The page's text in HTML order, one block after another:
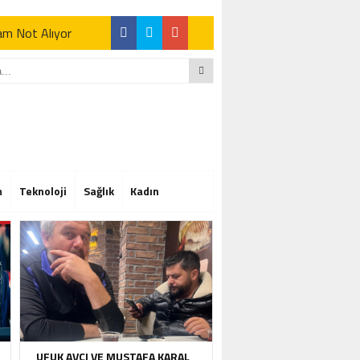
Not Alıyor
Not Alıyor
Teknoloji Sağlık Kadın
UFUK AVCI VE MUSTAFA KARAL